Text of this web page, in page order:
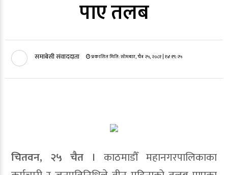
पाए तलब
समाबेसी संवाददाता प्रकाशित मिति:सोमबार, चैत्र २५, २०८१| १४:१९:२५
चितवन, २५ चैत । काठमाडौँ महानगरपालिकाका